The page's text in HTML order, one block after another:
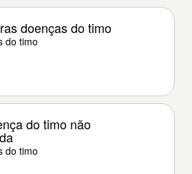
doenças do timo
do timo
do timo não
do timo